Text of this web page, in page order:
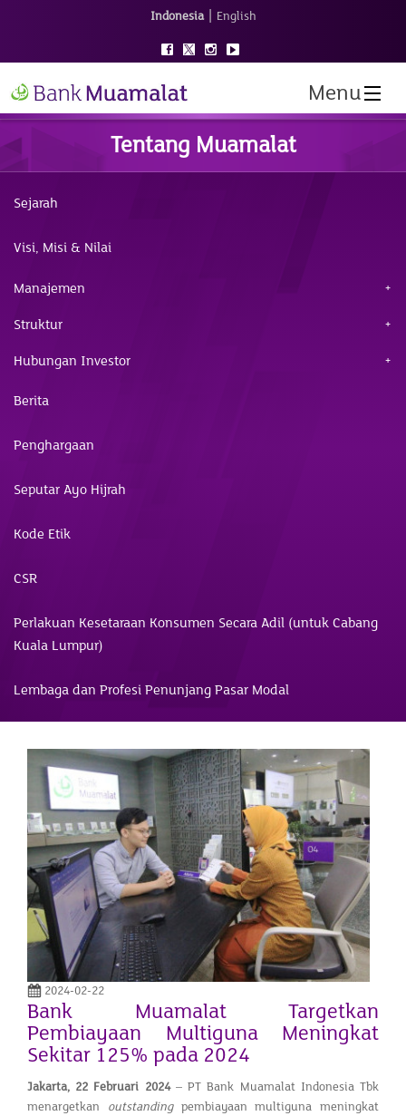
Indonesia | English
Menu
Tentang Muamalat
Sejarah
Visi, Misi & Nilai
Manajemen
Struktur
Hubungan Investor
Berita
Penghargaan
Seputar Ayo Hijrah
Kode Etik
CSR
Perlakuan Kesetaraan Konsumen Secara Adil (untuk Cabang
Kuala Lumpur)
Lembaga dan Profesi Penunjang Pasar Modal
2024-02-22
Bank Muamalat Targetkan
Pembiayaan Multiguna Meningkat
Sekitar 125% pada 2024
Jakarta, 22 Februari 2024 – PT Bank Muamalat Indonesia Tbk
menargetkan outstandingpembiayaan multiguna meningkat